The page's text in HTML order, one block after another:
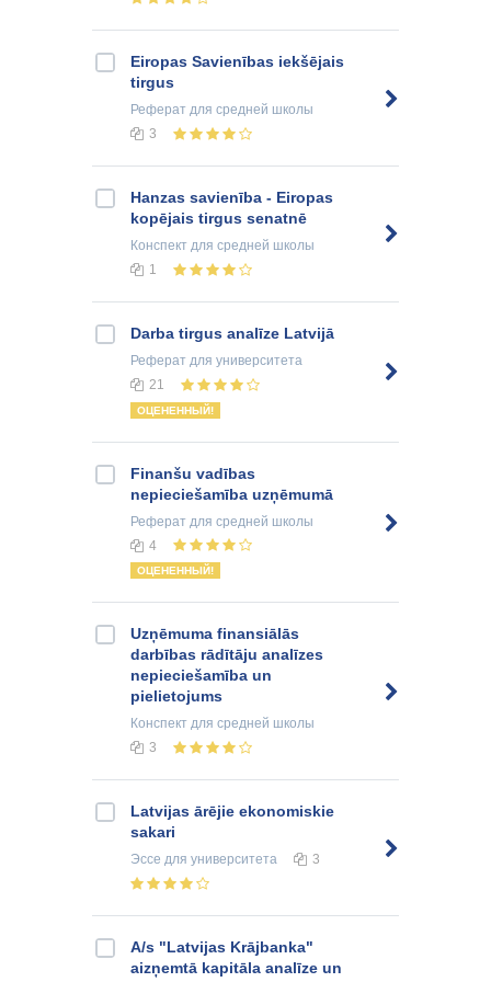
Eiropas Savienības iekšējais
tirgus
Реферат для средней школы
3
Hanzas savienība - Eiropas
kopējais tirgus senatnē
Конспект для средней школы
1
Darba tirgus analīze Latvijā
Реферат для университета
21
ОЦЕНЕННЫЙ!
Finanšu vadības
nepieciešamība uzņēmumā
Реферат для средней школы
4
ОЦЕНЕННЫЙ!
Uzņēmuma finansiālās
darbības rādītāju analīzes
nepieciešamība un
pielietojums
Конспект для средней школы
3
Latvijas ārējie ekonomiskie
sakari
Эссе для университета 3
A/s "Latvijas Krājbanka"
aizņemtā kapitāla analīze un